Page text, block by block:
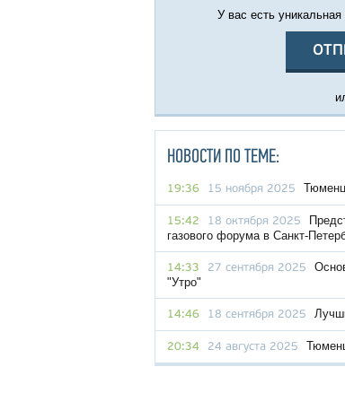
У вас есть
НОВОСТИ ПО ТЕМЕ:
19:36 15 ноября 2025
15:42 18 октября 2025
газового форума в Санкт-
14:33 27 сентября 2025
"Утро"
14:46 18 сентября 2025
20:34 24 августа 2025